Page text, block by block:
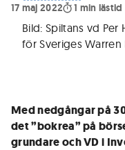
17 maj 2022
1 min lästid
Bild: Spiltans vd Per
för Sveriges Warren
Med nedgångar på
det ”bokrea” på
grundare och VD i